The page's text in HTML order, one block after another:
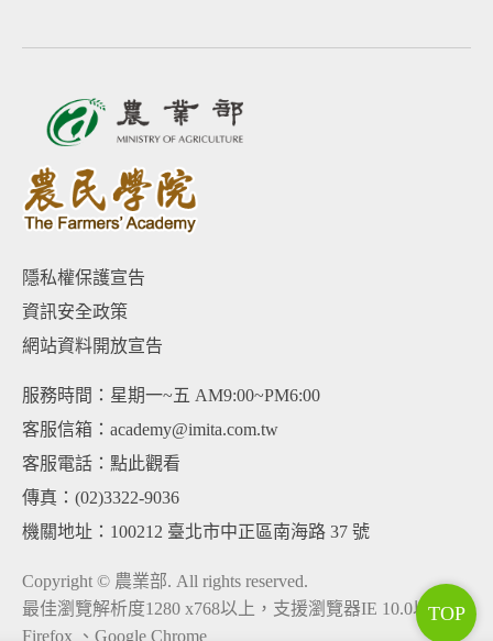
隱私權保護宣告
資訊安全政策
網站資料開放宣告
服務時間：星期一~五 AM9:00~PM6:00
客服信箱：academy@imita.com.tw
客服電話： 點此觀看
傳真：(02)3322-9036
機關地址：100212 臺北市中正區南海路 37 號
Copyright © 農業部. All rights reserved.
最佳瀏覽解析度1280 x768以上，支援瀏覽器IE 10.0以上、
Firefox 、Google Chrome
TOP